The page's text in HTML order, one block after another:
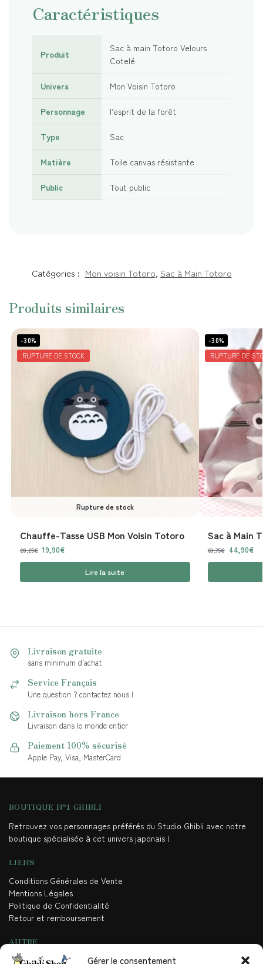
Gérer le consentement
Caractéristiques
Produit
Sac à main Totoro Velours
Cotelé
Univers Mon Voisin Totoro
Personnage l’esprit de la forêt
Type Sac
Matière Toile canvas résistante
Public Tout public
Catégories : Mon voisin Totoro, Sac à Main Totoro
Produits similaires
-30%
RUPTURE DE STOCK
Rupture de stock
Chauffe-Tasse USB Mon Voisin Totoro
28,25€ 19,90€
Lire la suite
-30%
RUPTURE DE
Sac à Main
63,75€ 44,90€
Livraison gratuite
sans minimum d'achat
Service Français
Une question ? contactez nous !
Livraison hors France
Livraison dans le monde entier
Paiement 100% sécurisé
Apple Pay, Visa, MasterCard
BOUTIQUE N°1 GHIBLI
Retrouvez vos personnages préférés du Studio Ghibli avec notre
boutique spécialisée à cet univers japonais !
LIENS
Conditions Générales de Vente
Mentions Légales
Politique de Confidentialité
Retour et remboursement
AUTRE
Contact